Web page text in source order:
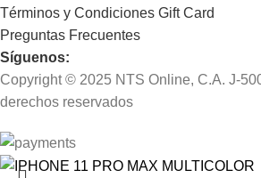
Términos y Condiciones Gift Card
Preguntas Frecuentes
Síguenos:
Copyright © 2025 NTS Online, C.A. J-
derechos reservados